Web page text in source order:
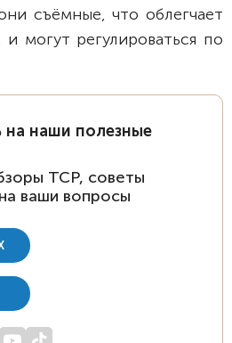
съёмные, что облегчает
могут регулироваться по
на наши полезные
ТСР, советы
ваши вопросы